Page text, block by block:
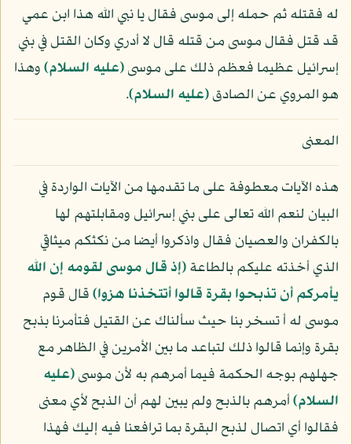
له فقتله ثم حمله إلى موسى فقال يا نبي الله هذا ابن عمي
قد قتل فقال موسى من قتله قال لا أدري وكان القتل في بني
إسرائيل عظيما فعظم ذلك على موسى(عليه السلام)وهذا
هو المروي عن الصادق(عليه السلام).
المعنى
هذه الآيات معطوفة على ما تقدمها من الآيات الواردة في
البيان لنعم الله تعالى على بني إسرائيل ومقابلتهم لها
بالكفران والعصيان فقال واذكروا أيضا من نكثكم ميثاقي
الذي أخذته عليكم بالطاعة﴿إذ قال موسى لقومه إن الله
يأمركم أن تذبحوا بقرة قالوا أتتخذنا هزوا﴾قال قوم
موسى له أ تسخر بنا حيث سألناك عن القتيل فتأمرنا بذبح
بقرة وإنما قالوا ذلك لتباعد ما بين الأمرين في الظاهر مع
جهلهم بوجه الحكمة فيما أمرهم به لأن موسى(عليه
السلام)أمرهم بالذبح ولم يبين لهم أن الذبح لأي معنى
فقالوا أي اتصال لذبح البقرة بما ترافعنا فيه إليك فهذا